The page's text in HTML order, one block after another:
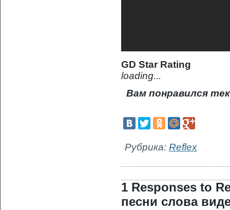
GD Star Rating
loading...
Вам понравился
Рубрика: Reflex
1 Responses to
песни слова